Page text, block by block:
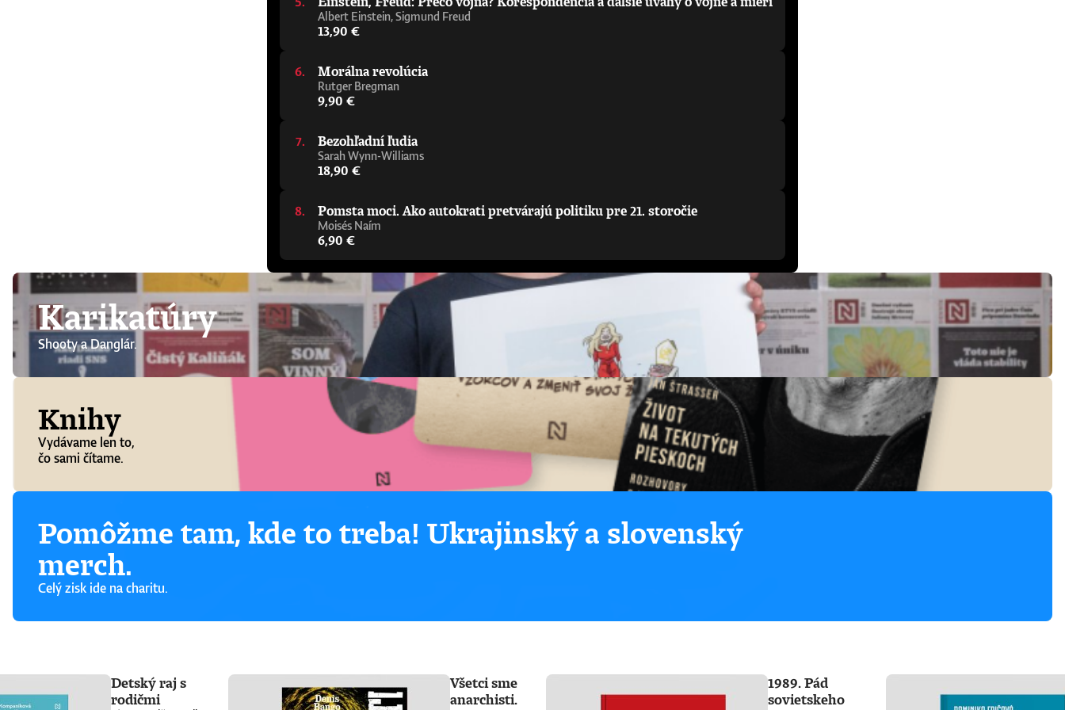
Albert Einstein, Sigmund Freud
13,90 €
Morálna revolúcia
Rutger Bregman
9,90 €
Bezohľadní ľudia
Sarah Wynn-Williams
18,90 €
Pomsta moci. Ako autokrati pretvárajú politiku pre 21. storočie
Moisés Naím
6,90 €
Karikatúry
Shooty a Danglár.
Knihy
Vydávame len to,
čo sami čítame.
Pomôžme tam, kde to treba! Ukrajinský a slovenský
merch.
Celý zisk ide na charitu.
Detský raj s
rodičmi
Všetci sme
anarchisti.
1989. Pád
sovietskeho